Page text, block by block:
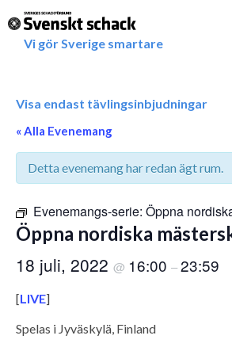
Vi gör Sverige smartare
Visa endast tävlingsinbjudningar
« Alla Evenemang
Detta evenemang har redan ägt rum.
Evenemangs-serie: Öppna
Öppna nordiska
18 juli, 2022 @ 16:00 –23:59
[LIVE]
Spelas i Jyväskylä, Finland